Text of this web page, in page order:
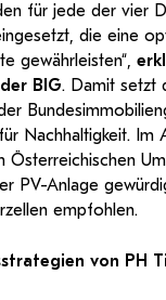
für jede der vier
die eine
gewährleisten“,
BIG. Damit setzt
Nachhaltigkeit. Im
Österreichischen
PV-Anlage
empfohlen.
von PH